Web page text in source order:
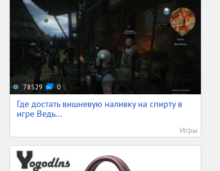
78529 0
Где достать вишневую наливку на спирту в
игре Ведь...
Игры